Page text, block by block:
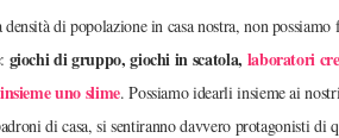
di popolazione in casa nostra, non
giochi di gruppo, giochi in scatola, laboratori
uno slime. Possiamo idearli insieme ai
di casa, si sentiranno davvero protagonisti